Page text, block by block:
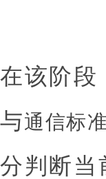
在该阶段
与通信标准
分判断当